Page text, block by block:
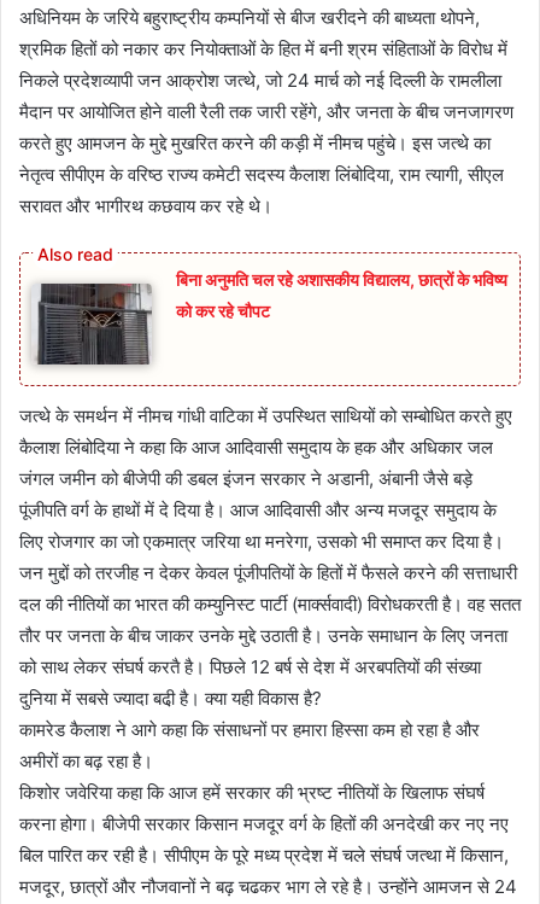
अधिनियम के जरिये बहुराष्ट्रीय कम्पनियों से बीज खरीदने की बाध्यता थोपने,
श्रमिक हितों को नकार कर नियोक्ताओं के हित में बनी श्रम संहिताओं के विरोध में
निकले प्रदेशव्यापी जन आक्रोश जत्थे, जो 24 मार्च को नई दिल्ली के रामलीला
मैदान पर आयोजित होने वाली रैली तक जारी रहेंगे, और जनता के बीच जनजागरण
करते हुए आमजन के मुद्दे मुखरित करने की कड़ी में नीमच पहुंचे। इस जत्थे का
नेतृत्व सीपीएम के वरिष्ठ राज्य कमेटी सदस्य कैलाश लिंबोदिया, राम त्यागी, सीएल
सरावत और भागीरथ कछवाय कर रहे थे।
बिना अनुमति चल रहे अशासकीय विद्यालय, छात्रों के भविष्य
को कर रहे चौपट
जत्थे के समर्थन में नीमच गांधी वाटिका में उपस्थित साथियों को सम्बोधित करते हुए
कैलाश लिंबोदिया ने कहा कि आज आदिवासी समुदाय के हक और अधिकार जल
जंगल जमीन को बीजेपी की डबल इंजन सरकार ने अडानी, अंबानी जैसे बड़े
पूंजीपति वर्ग के हाथों में दे दिया है। आज आदिवासी और अन्य मजदूर समुदाय के
लिए रोजगार का जो एकमात्र जरिया था मनरेगा, उसको भी समाप्त कर दिया है।
जन मुद्दों को तरजीह न देकर केवल पूंजीपतियों के हितों में फैसले करने की सत्ताधारी
दल की नीतियों का भारत की कम्युनिस्ट पार्टी (मार्क्सवादी) विरोधकरती है। वह सतत
तौर पर जनता के बीच जाकर उनके मुद्दे उठाती है। उनके समाधान के लिए जनता
को साथ लेकर संघर्ष करतै है। पिछले 12 बर्ष से देश में अरबपतियों की संख्या
दुनिया में सबसे ज्यादा बढी़ है। क्या यही विकास है?
कामरेड कैलाश ने आगे कहा कि संसाधनों पर हमारा हिस्सा कम हो रहा है और
अमीरों का बढ़ रहा है।
किशोर जवेरिया कहा कि आज हमें सरकार की भ्रष्ट नीतियों के खिलाफ संघर्ष
करना होगा। बीजेपी सरकार किसान मजदूर वर्ग के हितों की अनदेखी कर नए नए
बिल पारित कर रही है। सीपीएम के पूरे मध्य प्रदेश में चले संघर्ष जत्था में किसान,
मजदूर, छात्रों और नौजवानों ने बढ़ चढकर भाग ले रहे है। उन्होंने आमजन से 24